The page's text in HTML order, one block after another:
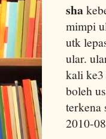
sha
mimpi
utk
ular.
kali ke3
boleh
terkena
2010-